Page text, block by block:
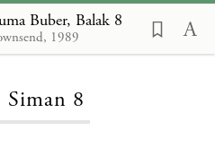
Buber, Balak 8
1989
Siman 8